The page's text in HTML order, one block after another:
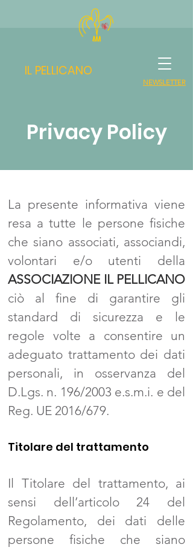
IL PELLICANO
NEWSLETTER
Privacy Policy
La presente informativa viene
resa a tutte le persone fisiche
che siano associati, associandi,
volontari e/o utenti della
ASSOCIAZIONE IL PELLICANO
ciò al fine di garantire gli
standard di sicurezza e le
regole volte a consentire un
adeguato trattamento dei dati
personali, in osservanza del
D.Lgs. n. 196/2003 e.s.m.i. e del
Reg. UE 2016/679.
Titolare del trattamento
Il Titolare del trattamento, ai
sensi dell’articolo 24 del
Regolamento, dei dati delle
persone fisiche che siano